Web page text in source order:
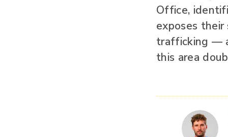
Office,
exposes
trafficking —
this area